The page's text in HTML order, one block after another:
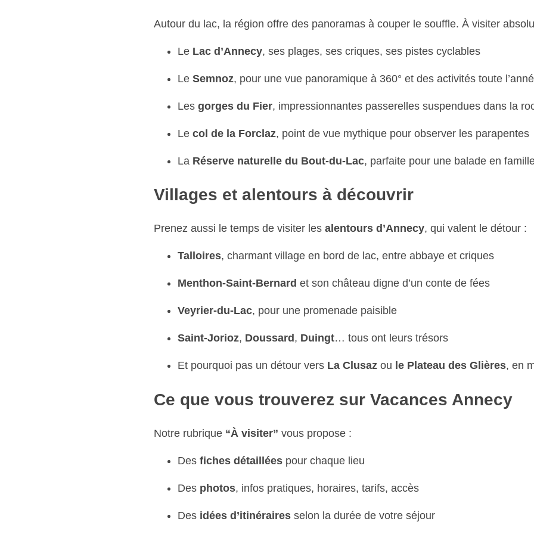
Autour du lac, la région offre des panoramas à couper le souffle. À visiter
Le Lac d’Annecy, ses plages, ses criques, ses pistes cyclables
Le Semnoz, pour une vue panoramique à 360° et des activités toute
Les gorges du Fier, impressionnantes passerelles suspendues dans la
Le col de la Forclaz, point de vue mythique pour observer les parapentes
La Réserve naturelle du Bout-du-Lac, parfaite pour une balade en
Villages et alentours à découvrir
Prenez aussi le temps de visiter les alentours d’Annecy, qui valent le détour :
Talloires, charmant village en bord de lac, entre abbaye et criques
Menthon-Saint-Bernard et son château digne d’un conte de fées
Veyrier-du-Lac, pour une promenade paisible
Saint-Jorioz, Doussard , Duingt… tous ont leurs trésors
Et pourquoi pas un détour vers La Clusaz ou le Plateau des Glières, en
Ce que vous trouverez sur Vacances Annecy
Notre rubrique “À visiter” vous propose :
Des fiches détaillées pour chaque lieu
Des photos, infos pratiques, horaires, tarifs, accès
Des idées d’itinéraires selon la durée de votre séjour